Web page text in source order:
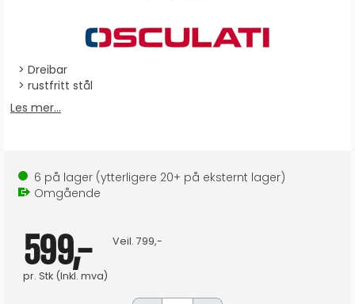
Dreibar
rustfritt stål
Les mer...
6 på lager (ytterligere 20+ på eksternt lager)
Omgående
599,-
pr. Stk (Inkl. mva)
Veil. 799,-